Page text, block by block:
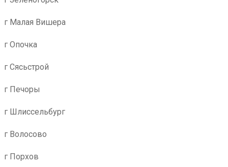
г Малая Вишера
г Опочка
г Сясьстрой
г Печоры
г Шлиссельбург
г Волосово
г Порхов